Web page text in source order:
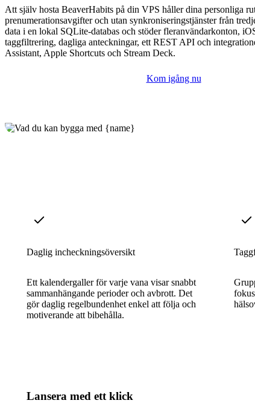
Att själv hosta BeaverHabits på din VPS håller dina personliga
prenumerationsavgifter och utan synkroniseringstjänster från
data i en lokal SQLite-databas och stöder fleranvändarkonton,
taggfiltrering, dagliga anteckningar, ett REST API och
Assistant, Apple Shortcuts och Stream Deck.
Kom igång nu
Daglig incheckningsöversikt
Ett kalendergaller för varje vana visar snabbt
sammanhängande perioder och avbrott. Det
gör daglig regelbundenhet enkel att följa och
motiverande att bibehålla.
Lansera med ett klick